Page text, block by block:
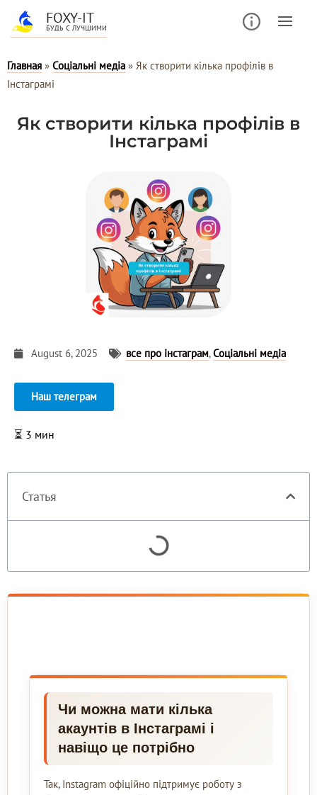
FOXY-IT
БУДЬ С ЛУЧШИМИ
Главная » Соціальні медіа » Як створити кілька профілів в
Інстаграмі
Як створити кілька профілів в
Інстаграмі
August 6, 2025 все про інстаграм,Соціальні медіа
Наш телеграм
⏳ 3 мин
Статья
Чи можна мати кілька
акаунтів в Інстаграмі і
навіщо це потрібно
Так, Instagram офіційно підтримує роботу з